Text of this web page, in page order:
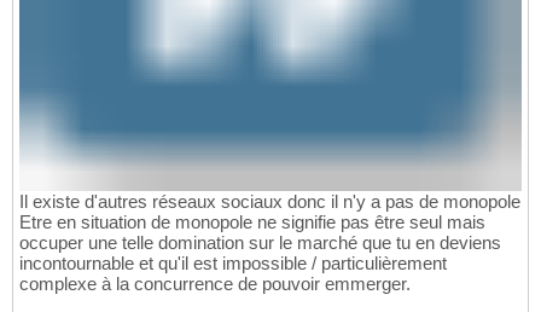
Il existe d'autres réseaux sociaux donc il n'y a pas de monopole
Etre en situation de monopole ne signifie pas être seul mais
occuper une telle domination sur le marché que tu en deviens
incontournable et qu'il est impossible / particulièrement
complexe à la concurrence de pouvoir emmerger.